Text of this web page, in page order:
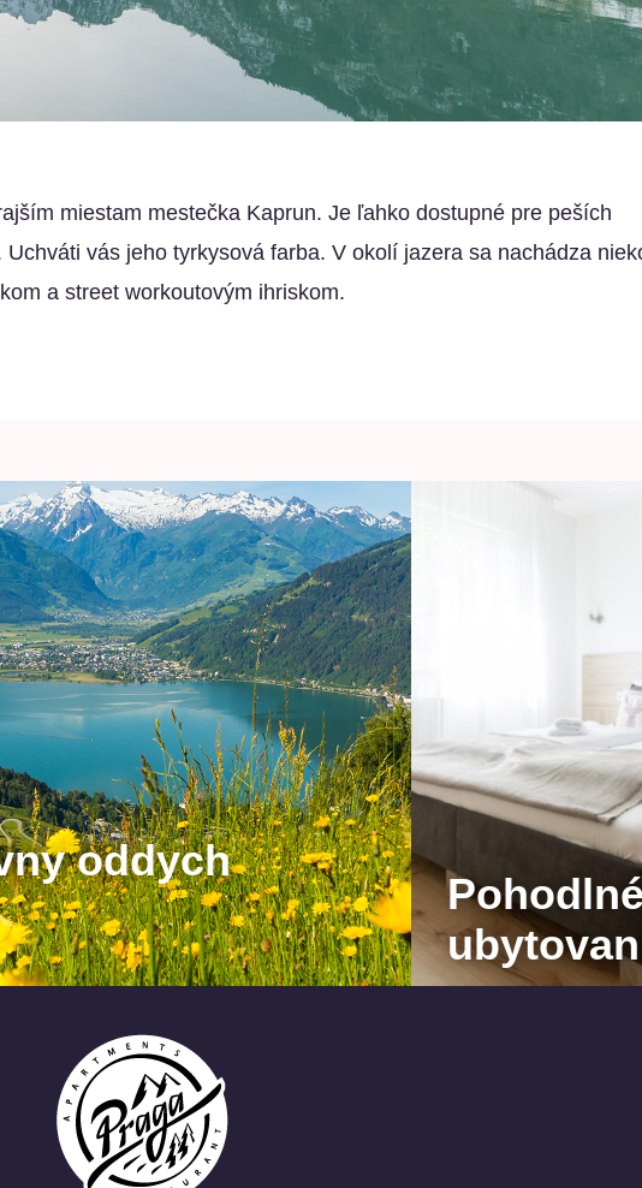
miestam mestečka Kaprun. Je ľahko dostupné pre peších
vás jeho tyrkysová farba. V okolí jazera sa nachádza
a street workoutovým ihriskom.
oddych
Pohodlné